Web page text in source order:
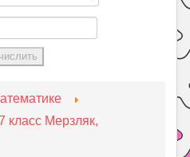
класс Мерзляк,